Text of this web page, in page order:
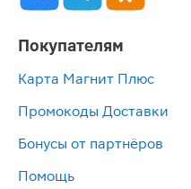
Покупателям
Карта Магнит Плюс
Промокоды Доставки
Бонусы от партнёров
Помощь